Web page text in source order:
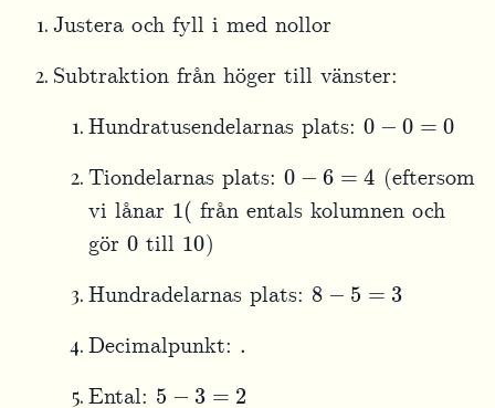
Justera och fyll i med nollor
Subtraktion från höger till vänster:
Hundratusendelarnas plats: 0 =
Tiondelarnas plats: 0 =
(eftersom
vi lånar 1 ( från entals kolumnen och
gör 0 till 10)
Hundradelarnas plats: 8 =
Decimalpunkt:
Ental: 5 =